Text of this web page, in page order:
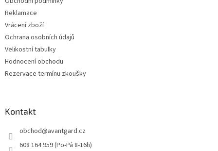
Reklamace
Vrácení zboží
Ochrana osobních údajů
Velikostní tabulky
Hodnocení obchodu
Rezervace termínu zkoušky
Kontakt
obchod@avantgard.cz
608 164 959 (Po-Pá 8-16h)